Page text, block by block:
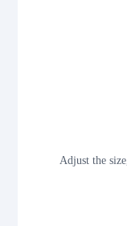
Adjust the